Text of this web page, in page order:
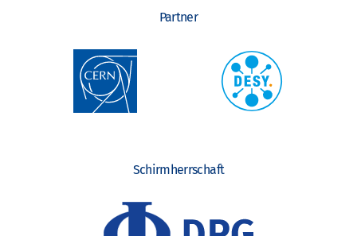
Partner
Schirmherrschaft